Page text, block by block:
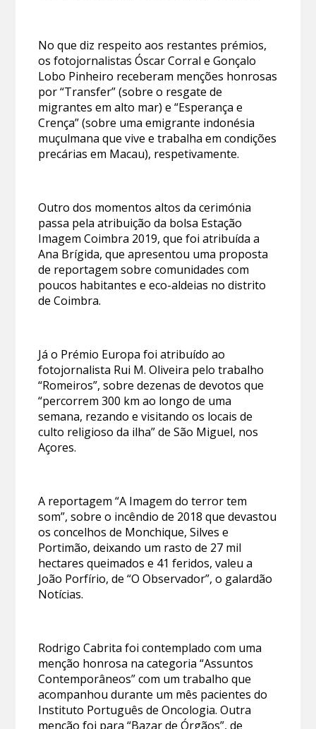
No que diz respeito aos restantes prémios,
os fotojornalistas Óscar Corral e Gonçalo
Lobo Pinheiro receberam menções honrosas
por “Transfer” (sobre o resgate de
migrantes em alto mar) e “Esperança e
Crença” (sobre uma emigrante indonésia
muçulmana que vive e trabalha em condições
precárias em Macau), respetivamente.
Outro dos momentos altos da cerimónia
passa pela atribuição da bolsa Estação
Imagem Coimbra 2019, que foi atribuída a
Ana Brígida, que apresentou uma proposta
de reportagem sobre comunidades com
poucos habitantes e eco-aldeias no distrito
de Coimbra.
Já o Prémio Europa foi atribuído ao
fotojornalista Rui M. Oliveira pelo trabalho
“Romeiros”, sobre dezenas de devotos que
“percorrem 300 km ao longo de uma
semana, rezando e visitando os locais de
culto religioso da ilha” de São Miguel, nos
Açores.
A reportagem “A Imagem do terror tem
som”, sobre o incêndio de 2018 que devastou
os concelhos de Monchique, Silves e
Portimão, deixando um rasto de 27 mil
hectares queimados e 41 feridos, valeu a
João Porfírio, de “O Observador”, o galardão
Notícias.
Rodrigo Cabrita foi contemplado com uma
menção honrosa na categoria “Assuntos
Contemporâneos” com um trabalho que
acompanhou durante um mês pacientes do
Instituto Português de Oncologia. Outra
menção foi para “Bazar de Órgãos”, de